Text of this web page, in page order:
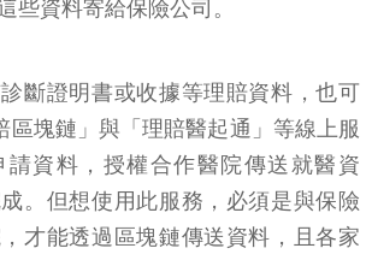
些資料寄給保險公司。
斷證明書或收據等理賠資料，也可
區塊鏈」與「理賠醫起通」等線上服
請資料，授權合作醫院傳送就醫資
。但想使用此服務，必須是與保險
才能透過區塊鏈傳送資料，且各家